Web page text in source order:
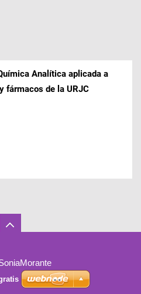
Analítica aplicada a
fármacos de la URJC